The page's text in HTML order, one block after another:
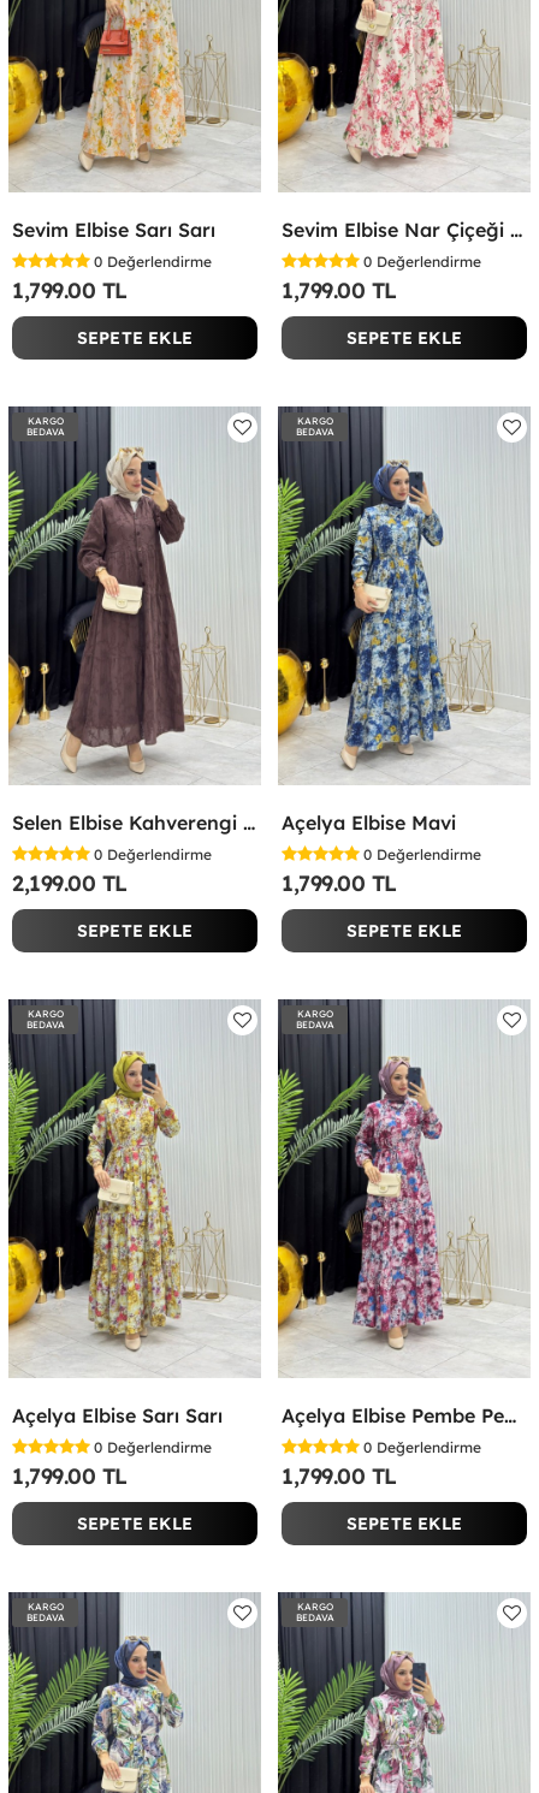
Sevim Elbise Sarı Sarı
0 Değerlendirme
1,799.00 TL
SEPETE EKLE
Sevim Elbise Nar Çiçeği Nar Çiçeği
0 Değerlendirme
1,799.00 TL
SEPETE EKLE
KARGO
BEDAVA
Selen Elbise Kahverengi Kahverengi
0 Değerlendirme
2,199.00 TL
SEPETE EKLE
KARGO
BEDAVA
Açelya Elbise Mavi
0 Değerlendirme
1,799.00 TL
SEPETE EKLE
KARGO
BEDAVA
Açelya Elbise Sarı Sarı
0 Değerlendirme
1,799.00 TL
SEPETE EKLE
KARGO
BEDAVA
Açelya Elbise Pembe Pembe
0 Değerlendirme
1,799.00 TL
SEPETE EKLE
KARGO
BEDAVA
KARGO
BEDAVA